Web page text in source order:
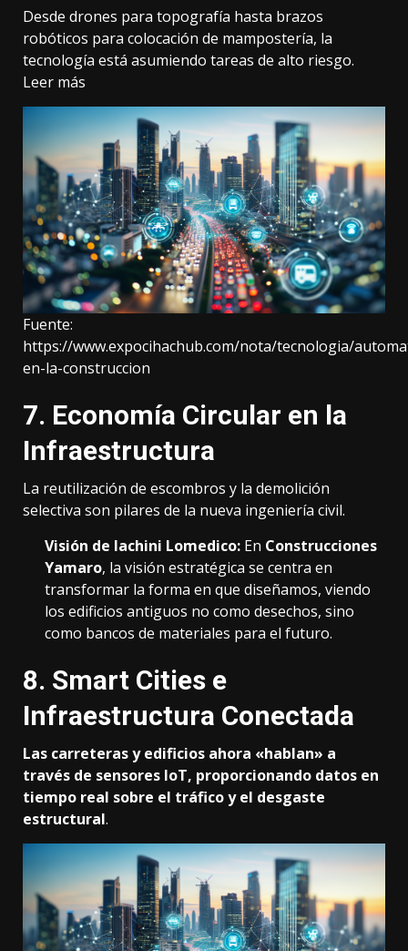
Desde drones para topografía hasta brazos
robóticos para colocación de mampostería, la
tecnología está asumiendo tareas de alto riesgo.
Leer más
Fuente:
https://www.expocihachub.com/nota/tecnologia/
en-la-construccion
7. Economía Circular en la
Infraestructura
La reutilización de escombros y la demolición
selectiva son pilares de la nueva ingeniería civil.
Visión de Iachini Lomedico: En Construcciones
Yamaro, la visión estratégica se centra en
transformar la forma en que diseñamos, viendo
los edificios antiguos no como desechos, sino
como bancos de materiales para el futuro.
8. Smart Cities e
Infraestructura Conectada
Las carreteras y edificios ahora «hablan» a
través de sensores IoT, proporcionando datos en
tiempo real sobre el tráfico y el desgaste
estructural.